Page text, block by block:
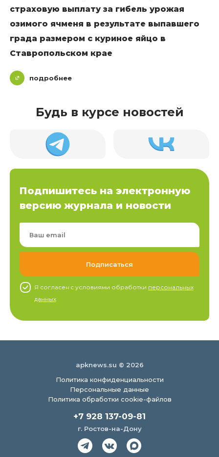
страховую выплату за гибель урожая
озимого ячменя в результате выпавшего
града размером с куриное яйцо в
Ставропольском крае
подробнее
Будь в курсе новостей
Подпишитесь на электронную
версию журнала и новости
Я согласен c условиями обработки персональных
данных
apknews.su © 2026
Политика конфиденциальности
Персональные данные
Политика обработки cookie-файлов
+7 928 137-09-81
г. Ростов-на-Дону